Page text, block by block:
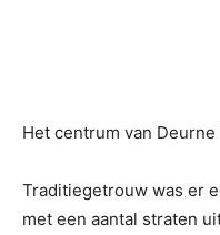
Het centrum van
Traditiegetrouw was er
met een aantal straten